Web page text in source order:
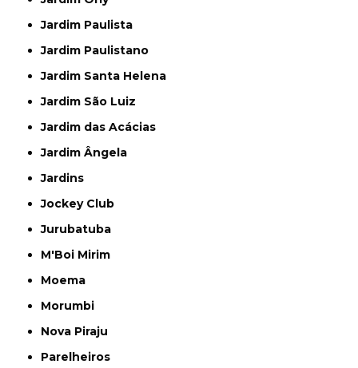
Jardim Paulista
Jardim Paulistano
Jardim Santa Helena
Jardim São Luiz
Jardim das Acácias
Jardim Ângela
Jardins
Jockey Club
Jurubatuba
M'Boi Mirim
Moema
Morumbi
Nova Piraju
Parelheiros